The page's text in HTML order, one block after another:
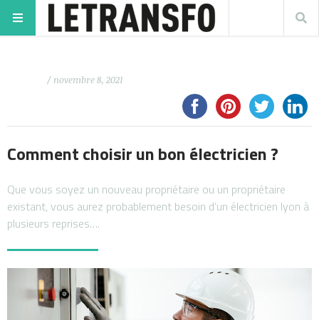
/ novembre 8, 2021
Comment choisir un bon électricien ?
Que vous soyez un nouveau propriétaire ou un propriétaire
existant, vous aurez probablement besoin d’un électricien lyon à
plusieurs reprises….